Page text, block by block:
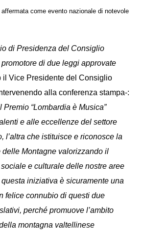
come evento nazionale di notevole
di Presidenza del Consiglio
di due leggi approvate
il Vice Presidente del Consiglio
alla conferenza stampa-:
“Lombardia è Musica”
e alle eccellenze del settore
l’altra che istituisce e riconosce la
Montagne valorizzando il
e culturale delle nostre aree
iniziativa è sicuramente una
felice connubio di questi due
perché promuove l’ambito
montagna valtellinese